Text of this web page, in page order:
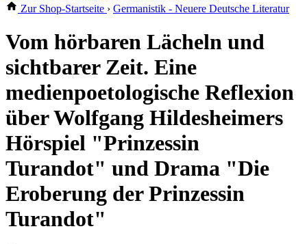
Zur Shop-Startseite › Germanistik - Neuere Deutsche Literatur
Vom hörbaren Lächeln und
sichtbarer Zeit. Eine
medienpoetologische Reflexion
über Wolfgang Hildesheimers
Hörspiel "Prinzessin
Turandot" und Drama "Die
Eroberung der Prinzessin
Turandot"